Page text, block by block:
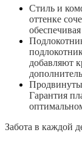
Стиль и
оттенке
добавляют
Гарантия
Забота в каждой